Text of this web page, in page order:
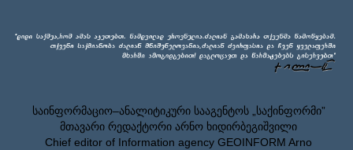
საინფორმაციო–ანალიტიკური სააგენტოს „საქინფორმი”
მთავარი რედაქტორი არნო ხიდირბეგიშვილი
Chief editor of Information agency GEOINFORM Arno